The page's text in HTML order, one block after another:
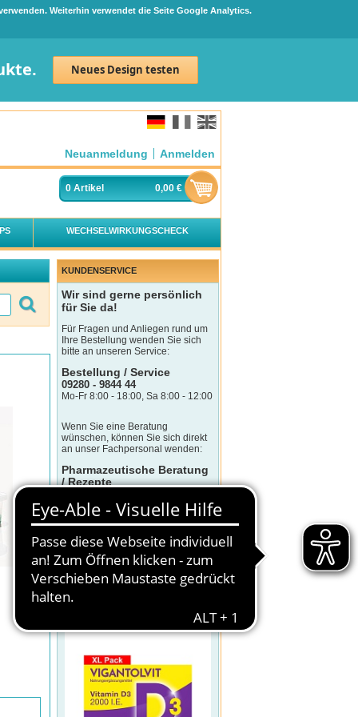
Weiterhin verwendet die Seite Google Analytics.
Neues Design testen
Neuanmeldung Anmelden
0 Artikel 0,00 €
WECHSELWIRKUNGSCHECK
KUNDENSERVICE
Wir sind gerne persönlich
für Sie da!
Für Fragen und Anliegen rund um
Ihre Bestellung wenden Sie sich
bitte an unseren Service:
Bestellung / Service
09280 - 9844 44
Mo-Fr 8:00 - 18:00, Sa 8:00 - 12:00
Wenn Sie eine Beratung
wünschen, können Sie sich direkt
an unser Fachpersonal wenden:
Pharmazeutische Beratung
/ Rezepte
Mo-Fr 8:00 - 17:00
(Telefonkosten sind abhängig von
Telefonanbieter und -tarif)
KLICK DES TAGES
Weichkapseln